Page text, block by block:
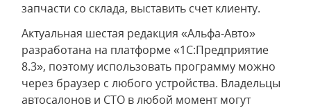
запчасти со склада, выставить счет клиенту.​​
Актуальная шестая редакция «Альфа-Авто»
разработана на платформе «1С:Предприятие
8.3», поэтому использовать программу можно
через браузер с любого устройства. Владельцы
автосалонов и СТО в любой момент могут